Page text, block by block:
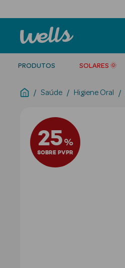
PRODUTOS SOLARES 🌞
Saúde Higiene Oral
25%
SOBRE PVPR